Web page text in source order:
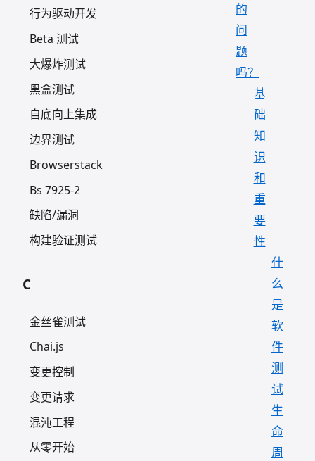
行为驱动开发
Beta 测试
大爆炸测试
黑盒测试
自底向上集成
边界测试
Browserstack
Bs 7925-2
缺陷/漏洞
构建验证测试
C
金丝雀测试
Chai.js
变更控制
变更请求
混沌工程
从零开始
的
问
题
吗？
基
础
知
识
和
重
要
性
什
么
是
软
件
测
试
生
命
周